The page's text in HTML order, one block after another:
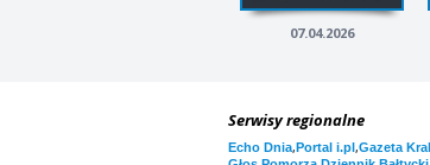
07.04.2026
Serwisy regionalne
Echo Dnia,Portal i.pl,Gazeta